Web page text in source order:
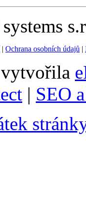
| Ochrana osobních údajů |
| SEO